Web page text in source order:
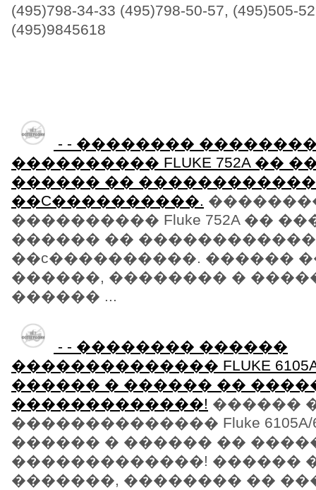
(495)798-34-33 (495)798-50-57, (495)505-
(495)9845618
- - ��������
���������� FLUKE 752A ��
������ �� ������������
��C����������.
���������� Fluke 752A ��
������ �� ������������
��c����������. ������
������, �������� �
������ ...
- - �������� ������
�������������� FLUKE
������ � ������ ��
�������������! ������
�������������� Fluke 6105A/
������ � ������ ��
�������������! ������
�������, �������� ��